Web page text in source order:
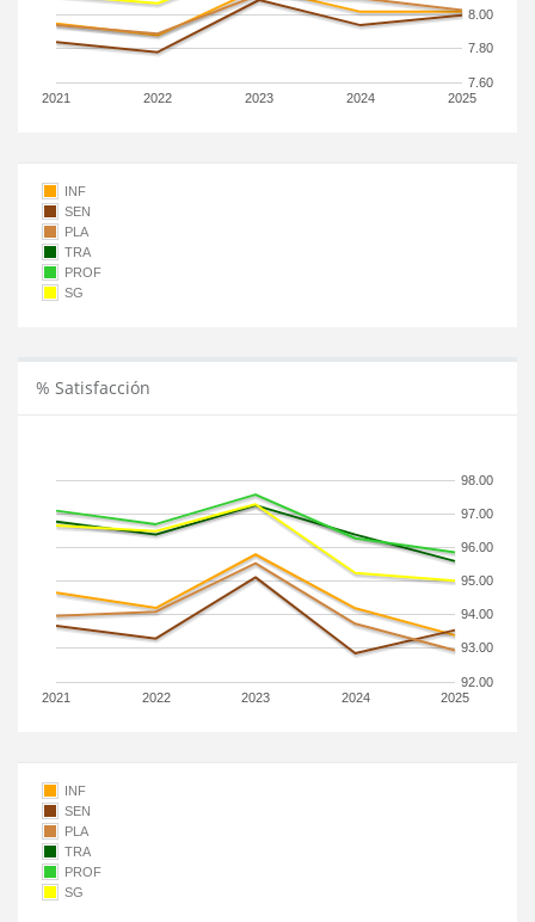
2021 2022 2023 2024 2025
7.60
7.80
8.00
INF
SEN
PLA
TRA
PROF
SG
% Satisfacción
2021 2022 2023 2024 2025
92.00
93.00
94.00
95.00
96.00
97.00
98.00
INF
SEN
PLA
TRA
PROF
SG